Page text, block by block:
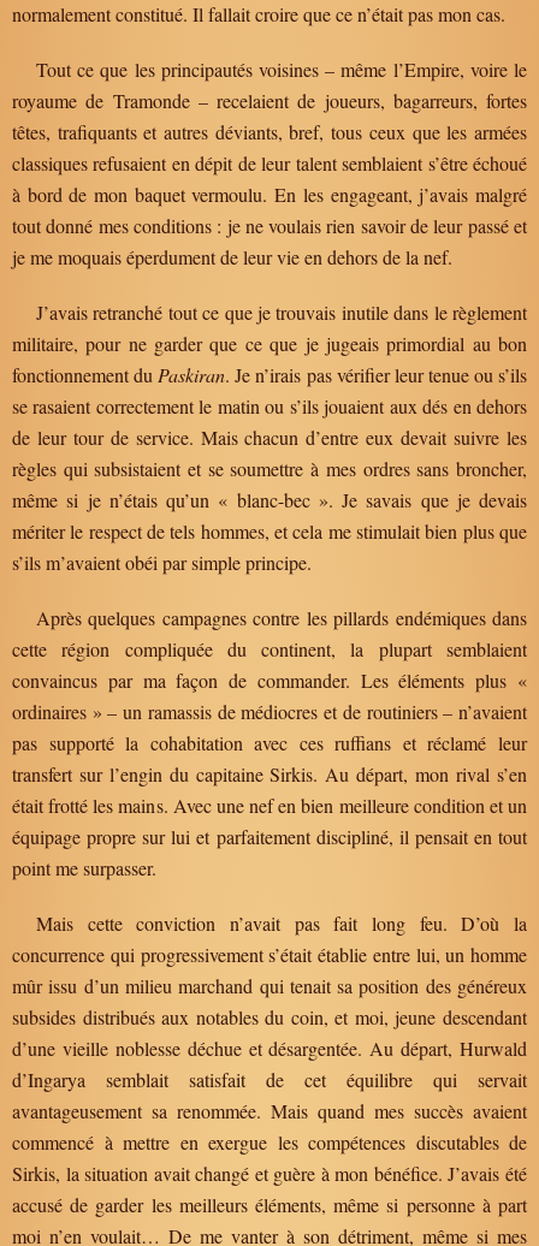
normalement constitué. Il fallait croire que ce n’était pas mon cas.
Tout ce que les principautés voisines – même l’Empire, voire le
royaume de Tramonde – recelaient de joueurs, bagarreurs, fortes
têtes, trafiquants et autres déviants, bref, tous ceux que les armées
classiques refusaient en dépit de leur talent semblaient s’être échoué
à bord de mon baquet vermoulu. En les engageant, j’avais malgré
tout donné mes conditions : je ne voulais rien savoir de leur passé et
je me moquais éperdument de leur vie en dehors de la nef.
J’avais retranché tout ce que je trouvais inutile dans le règlement
militaire, pour ne garder que ce que je jugeais primordial au bon
fonctionnement du Paskiran. Je n’irais pas vérifier leur tenue ou s’ils
se rasaient correctement le matin ou s’ils jouaient aux dés en dehors
de leur tour de service. Mais chacun d’entre eux devait suivre les
règles qui subsistaient et se soumettre à mes ordres sans broncher,
même si je n’étais qu’un « blanc-bec ». Je savais que je devais
mériter le respect de tels hommes, et cela me stimulait bien plus que
s’ils m’avaient obéi par simple principe.
Après quelques campagnes contre les pillards endémiques dans
cette région compliquée du continent, la plupart semblaient
convaincus par ma façon de commander. Les éléments plus «
ordinaires » – un ramassis de médiocres et de routiniers – n’avaient
pas supporté la cohabitation avec ces ruffians et réclamé leur
transfert sur l’engin du capitaine Sirkis. Au départ, mon rival s’en
était frotté les mains. Avec une nef en bien meilleure condition et un
équipage propre sur lui et parfaitement discipliné, il pensait en tout
point me surpasser.
Mais cette conviction n’avait pas fait long feu. D’où la
concurrence qui progressivement s’était établie entre lui, un homme
mûr issu d’un milieu marchand qui tenait sa position des généreux
subsides distribués aux notables du coin, et moi, jeune descendant
d’une vieille noblesse déchue et désargentée. Au départ, Hurwald
d’Ingarya semblait satisfait de cet équilibre qui servait
avantageusement sa renommée. Mais quand mes succès avaient
commencé à mettre en exergue les compétences discutables de
Sirkis, la situation avait changé et guère à mon bénéfice. J’avais été
accusé de garder les meilleurs éléments, même si personne à part
moi n’en voulait… De me vanter à son détriment, même si mes